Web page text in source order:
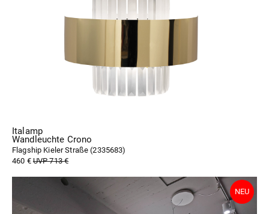
Italamp
Wandleuchte Crono
Flagship Kieler Straße (2335683)
460 €UVP 713 €